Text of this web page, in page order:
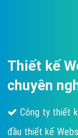
Thiết kế
chuyên
Công ty thiết
đầu thiết kế